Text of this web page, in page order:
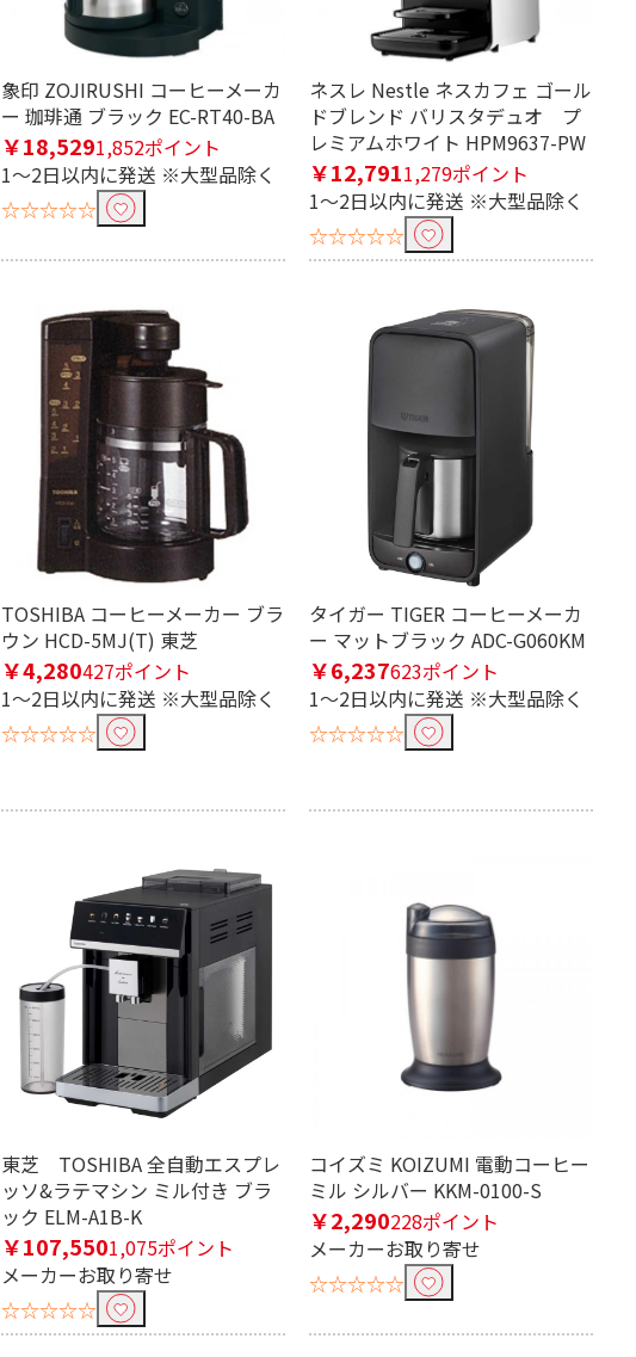
象印 ZOJIRUSHI コーヒーメーカ
ー 珈琲通 ブラック EC-RT40-BA
￥18,5291,852ポイント
1～2日以内に発送 ※大型品除く
☆☆☆☆☆
ネスレ Nestle ネスカフェ ゴール
ドブレンド バリスタデュオ プ
レミアムホワイト HPM9637-PW
￥12,7911,279ポイント
1～2日以内に発送 ※大型品除く
☆☆☆☆☆
TOSHIBA コーヒーメーカー ブラ
ウン HCD-5MJ(T) 東芝
￥4,280427ポイント
1～2日以内に発送 ※大型品除く
☆☆☆☆☆
タイガー TIGER コーヒーメーカ
ー マットブラック ADC-G060KM
￥6,237623ポイント
1～2日以内に発送 ※大型品除く
☆☆☆☆☆
東芝 TOSHIBA 全自動エスプレ
ッソ&ラテマシン ミル付き ブラ
ック ELM-A1B-K
￥107,5501,075ポイント
メーカーお取り寄せ
☆☆☆☆☆
コイズミ KOIZUMI 電動コーヒー
ミル シルバー KKM-0100-S
￥2,290228ポイント
メーカーお取り寄せ
☆☆☆☆☆